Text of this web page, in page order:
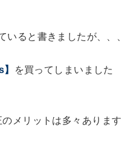
いると書きましたが、、、
を買ってしまいました
メリットは多々あります